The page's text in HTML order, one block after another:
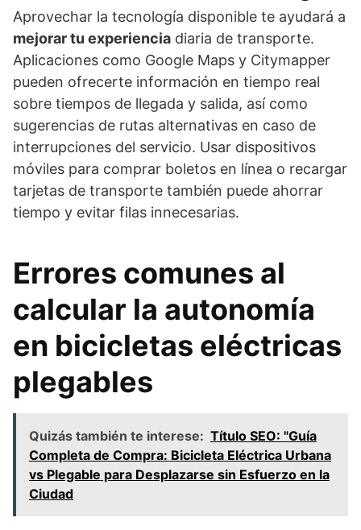
Aprovechar la tecnología disponible te ayudará a
mejorar tu experiencia diaria de transporte.
Aplicaciones como Google Maps y Citymapper
pueden ofrecerte información en tiempo real
sobre tiempos de llegada y salida, así como
sugerencias de rutas alternativas en caso de
interrupciones del servicio. Usar dispositivos
móviles para comprar boletos en línea o recargar
tarjetas de transporte también puede ahorrar
tiempo y evitar filas innecesarias.
Errores comunes al
calcular la autonomía
en bicicletas eléctricas
plegables
Quizás también te interese: Título SEO: "Guía
Completa de Compra: Bicicleta Eléctrica Urbana
vs Plegable para Desplazarse sin Esfuerzo en la
Ciudad